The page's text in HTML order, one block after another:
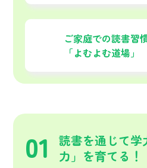
ご家庭での読書習
「よむよむ道場」
01
読書を通じて
力」を育てる！